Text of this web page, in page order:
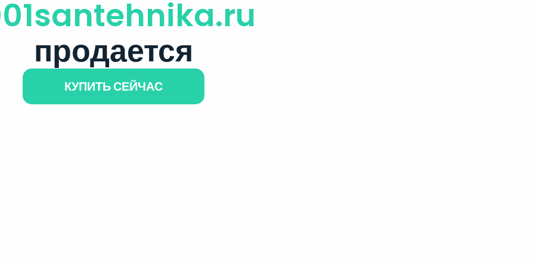
продается
КУПИТЬ СЕЙЧАС